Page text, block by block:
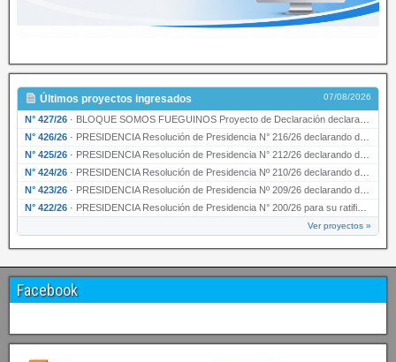
Últimos proyectos ingresados 07/08/2026
N° 427/26 · BLOQUE SOMOS FUEGUINOS Proyecto de Declaración declarando de interés provincial PRESIDENCI…
N° 426/26 · PRESIDENCIA Resolución de Presidencia N° 216/26 declarando de interés provincial la labor …
N° 425/26 · PRESIDENCIA Resolución de Presidencia N° 212/26 declarando de interés provincial el “50° A…
N° 424/26 · PRESIDENCIA Resolución de Presidencia Nº 210/26 declarando de interés provincial el proyec…
N° 423/26 · PRESIDENCIA Resolución de Presidencia Nº 209/26 declarando de interés provincial la presen…
N° 422/26 · PRESIDENCIA Resolución de Presidencia N° 200/26 para su ratificación.
Ver proyectos »
Facebook